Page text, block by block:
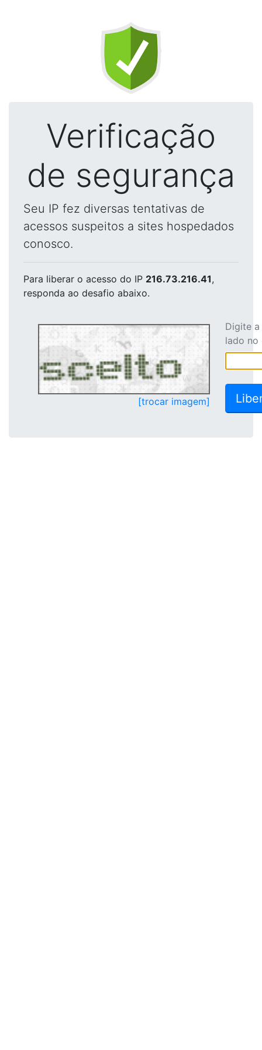
Verificação
de segurança
Seu IP fez diversas tentativas de
acessos suspeitos a sites hospedados
conosco.
Para liberar o acesso do IP 216.73.216.41,
responda ao desafio abaixo.
[trocar imagem]
Digite
lado no